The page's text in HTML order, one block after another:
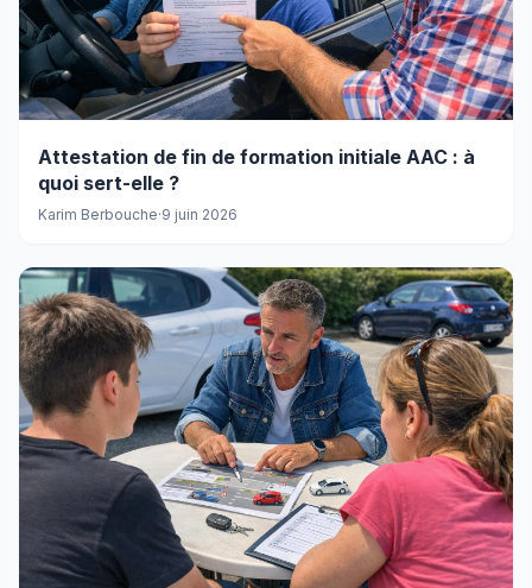
Attestation de fin de formation initiale AAC : à
quoi sert-elle ?
Karim Berbouche·9 juin 2026